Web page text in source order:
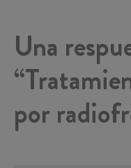
Una
por